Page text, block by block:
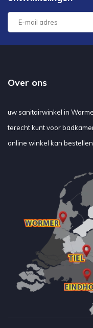
Over ons
uw sanitairwinkel in
terecht kunt voor
online winkel kan